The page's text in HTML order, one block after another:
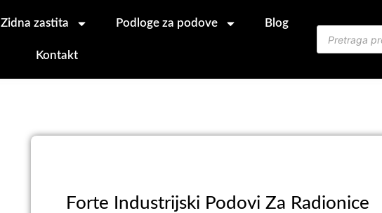
Zidna zastita Podloge za podove Blog
Kontakt
Products
search
Forte Industrijski Podovi Za Radionice